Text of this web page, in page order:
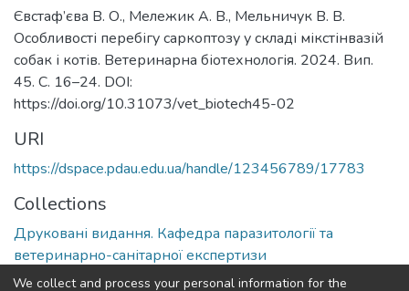
Євстаф’єва В. О., Мележик А. В., Мельничук В. В.
Особливості перебігу саркоптозу у складі мікстінвазій
собак і котів. Ветеринарна біотехнологія. 2024. Вип.
45. С. 16–24. DOI:
https://doi.org/10.31073/vet_biotech45-02
URI
https://dspace.pdau.edu.ua/handle/123456789/17783
Collections
Друковані видання. Кафедра паразитології та
ветеринарно-санітарної експертизи
We collect and process your personal information for the